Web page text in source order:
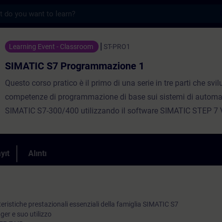
1 - Training - Training -
Learning Event - Classroom ST-PRO1
SIMATIC S7 Programmazione 1
Questo corso pratico è il primo di una serie in tre parti che
competenze di programmazione di base sui sistemi di
SIMATIC S7-300/400 utilizzando il software SIMATIC STEP 7
che copre la programmazione S7 con lo schema a contatti
inoltre trattate le basi della programmazione con il
Alıntı
prestazionali essenziali della famiglia SIMATIC S7
e suo utilizzo